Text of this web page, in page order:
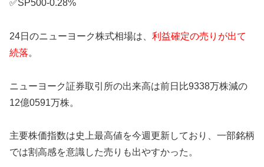
✅SP500-0.28%
24日のニューヨーク株式相場は、 利益確定の売りが出て
続落。
ニューヨーク証券取引所の出来高は前日比9338万株減の
12億0591万株。
主要株価指数は史上最高値を今週更新しており、一部銘柄
では割高感を意識した売りも出やすかった。